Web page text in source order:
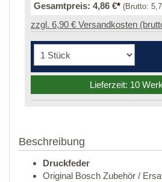
Gesamtpreis: 4,86 €* (Brutto:
zzgl. 6,90 € Versandkosten
Lieferzeit: 10
Beschreibung
Druckfeder
Original Bosch Zubehör /